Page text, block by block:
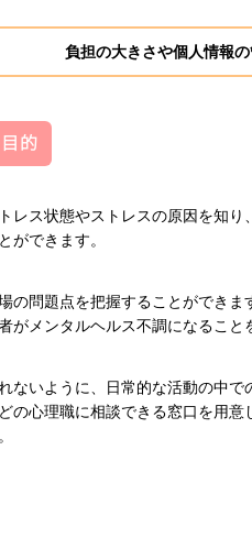
負担の大きさや個人情報
目的
レス状態やストレスの原因を知
ができます。
の問題点を把握することができ
がメンタルヘルス不調になるこ
ないように、日常的な活動の中
の心理職に相談できる窓口を用